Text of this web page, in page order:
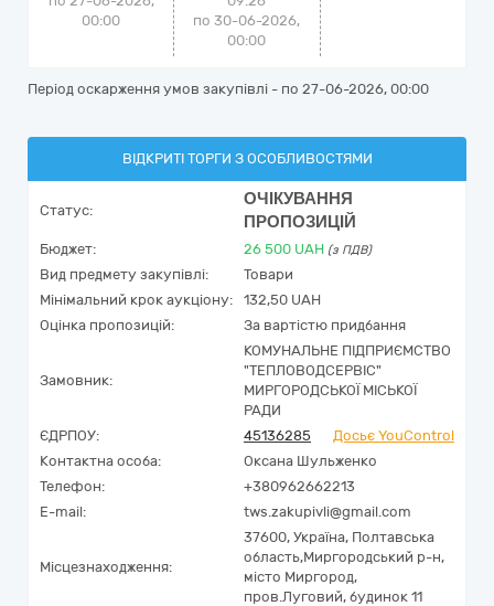
00:00
по 30-06-2026,
00:00
Період оскарження умов закупівлі - по 27-06-2026, 00:00
ВІДКРИТІ ТОРГИ З ОСОБЛИВОСТЯМИ
Статус:
ОЧІКУВАННЯ
ПРОПОЗИЦІЙ
Бюджет: 26 500 UAH (з ПДВ)
Вид предмету закупівлі:
Товари
Мінімальний крок аукціону:
132,50 UAH
Оцінка пропозицій:
За вартістю придбання
Замовник:
КОМУНАЛЬНЕ ПІДПРИЄМСТВО
"ТЕПЛОВОДСЕРВІС"
МИРГОРОДСЬКОЇ МІСЬКОЇ
РАДИ
ЄДРПОУ:
45136285
Досьє YouControl
Контактна особа:
Оксана Шульженко
Телефон:
+380962662213
E-mail:
tws.zakupivli@gmail.com
Місцезнаходження:
37600, Україна, Полтавська
область,Миргородський р-н,
місто Миргород,
пров.Луговий, будинок 11